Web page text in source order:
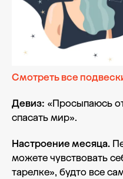
Смотреть все
Девиз: «Просыпаюсь
спасать мир».
Настроение месяца.
можете чувствовать
тарелке», будто все